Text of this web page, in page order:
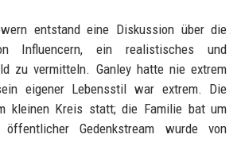
entstand eine Diskussion über die
Influencern, ein realistisches und
zu vermitteln. Ganley hatte nie extrem
eigener Lebensstil war extrem. Die
kleinen Kreis statt; die Familie bat um
öffentlicher Gedenkstream wurde von